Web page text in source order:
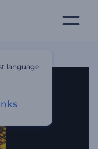
language